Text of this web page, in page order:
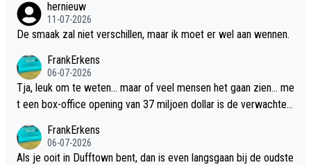
hernieuw
11-07-2026
De smaak zal niet verschillen, maar ik moet er wel aan wennen.
FrankErkens
06-07-2026
Tja, leuk om te weten... maar of veel mensen het gaan zien... me
t een box-office opening van 37 miljoen dollar is de verwachte
FrankErkens
06-07-2026
Als je ooit in Dufftown bent, dan is even langsgaan bij de oudste